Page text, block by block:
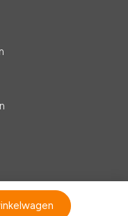
Webdevelopment